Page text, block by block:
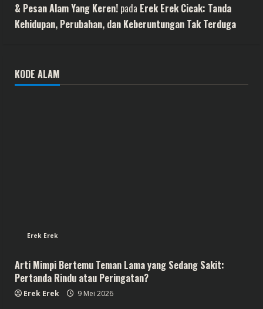
& Pesan Alam Yang Keren! pada Erek Erek Cicak: Tanda
Kehidupan, Perubahan, dan Keberuntungan Tak Terduga
KODE ALAM
Erek Erek
Arti Mimpi Bertemu Teman Lama yang Sedang Sakit:
Pertanda Rindu atau Peringatan?
Erek Erek 9 Mei 2026